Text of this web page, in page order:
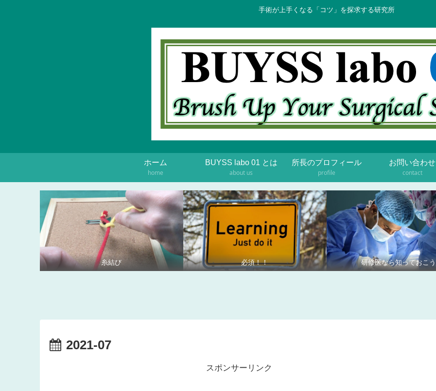
手術が上手くなる「コツ」を探求する研究所
ホーム
home
BUYSS labo 01 とは
about us
所長のプロフィール
profile
お問い合わせ
contact
糸結び 必須！！ 研修医なら知っておこう
2021-07
スポンサーリンク